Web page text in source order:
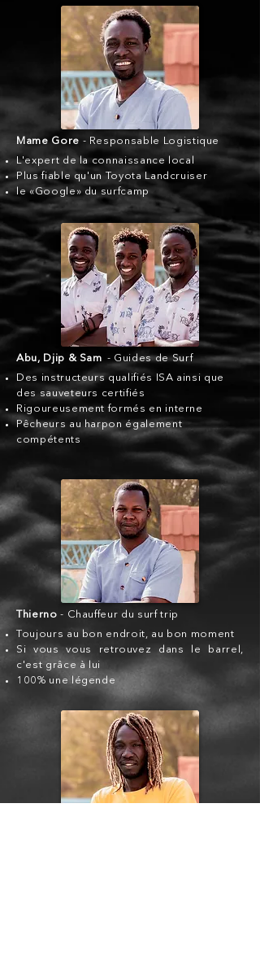
Mame Gore - Responsable Logistique
L'expert de la connaissance local
Plus fiable qu'un Toyota Landcruiser
le «Google» du surfcamp
Abu, Djip & Sam - Guides de Surf
Des instructeurs qualifiés ISA ainsi que
des sauveteurs certifiés
Rigoureusement formés en interne
Pêcheurs au harpon également
compétents
Thierno - Chauffeur du surf trip
Toujours au bon endroit, au bon moment
Si vous vous retrouvez dans le barrel,
c'est grâce à lui
100% une légende